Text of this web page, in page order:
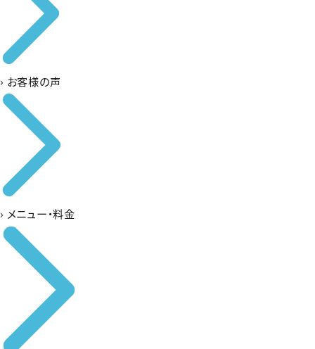
› お客様の声
› メニュー・料金